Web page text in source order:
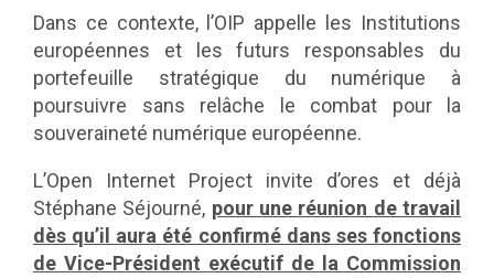
Dans ce contexte, l’OIP appelle les Institutions
européennes et les futurs responsables du
portefeuille stratégique du numérique à
poursuivre sans relâche le combat pour la
souveraineté numérique européenne.
L’Open Internet Project invite d’ores et déjà
Stéphane Séjourné, pour une réunion de travail
dès qu’il aura été confirmé dans ses fonctions
de Vice-Président exécutif de la Commission